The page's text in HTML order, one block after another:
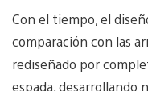
Con el tiempo, el
comparación con las
rediseñado por
espada, desarrollando